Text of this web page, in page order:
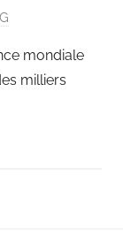
mondiale
milliers